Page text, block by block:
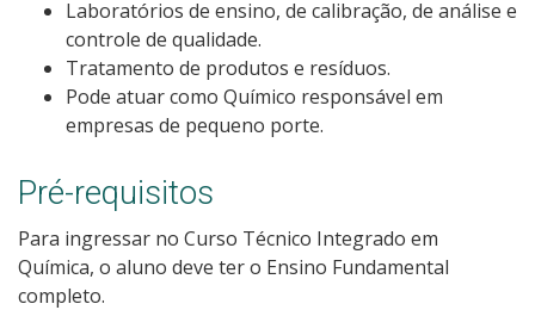
Laboratórios de ensino, de calibração, de análise e
controle de qualidade.
Tratamento de produtos e resíduos.
Pode atuar como Químico responsável em
empresas de pequeno porte.
Pré-requisitos
Para ingressar no Curso Técnico Integrado em
Química, o aluno deve ter o Ensino Fundamental
completo.